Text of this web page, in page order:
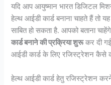
यदि आप आयुष्मान भारत डिजिटल
हेल्थ आईडी कार्ड बनाना चाहते हैं तो
साबित हो सकता है. आपको बताना
कार्ड बनाने की प्रक्रिया शुरूकर दी
आईडी कार्ड के लिए रजिस्ट्रेशन कैसे
हेल्थ आईडी कार्ड हेतु रजिस्ट्रेशन